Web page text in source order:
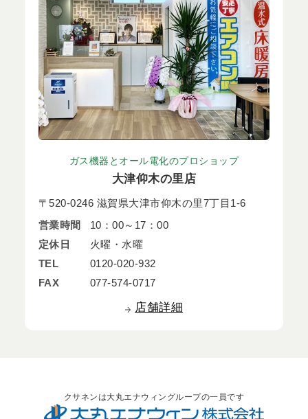
ガス機器とオール電化のプロショップ
大津仰木の里店
〒520-0246 滋賀県大津市仰木の里7丁目1-6
営業時間
10：00～17：00
定休日
火曜・水曜
TEL
0120-020-932
FAX
077-574-0717
店舗詳細
クサネンは大丸エナウィングループの一員です